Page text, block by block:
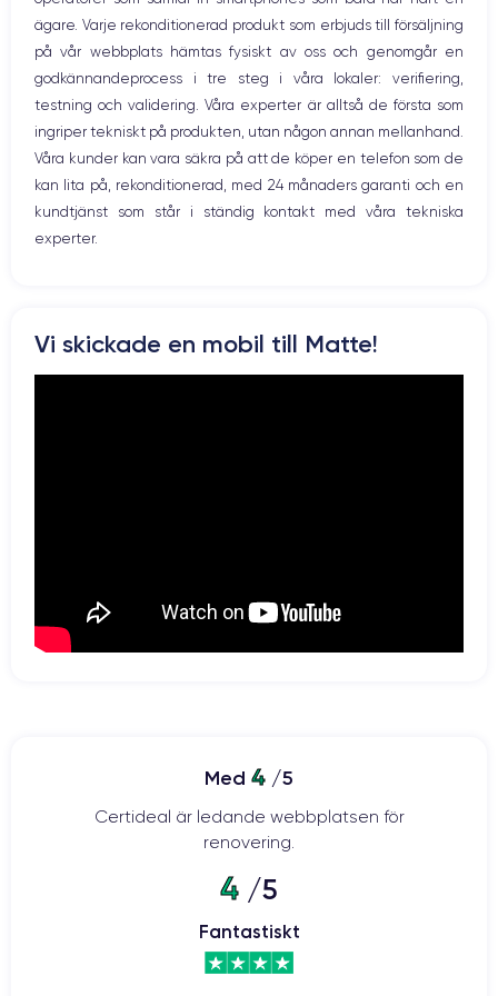
Skärm:
en utmärkt OLED-skärm
upplösning på 2532 x 1170 pixlar med en densitet på 460 pixlar per
tum. Den är HDR-kompatibel och har ett kontrastförhållande på 2 000
000:1. Med andra ord säkerställer den att du får skimrande färger och
djupa svarta färger.
det perfekta valet . Tack vare Dolby Atmos-stereohögtalarna är
ljudet perfekt spatialiserat och du kan njuta fullt ut av ditt innehåll
hemma eller på språng.
ska få tillbaka 50 % av sitt batteri.
med en bländare på f/1,6 och en ultravidvinkel med en bländare på
f/2,4. Med 2x digital zoom, 5x digital zoom och optisk stabilisering kan
du enkelt ta kvalitetsfoton när som helst och var som helst.
iPhone 12: 5G-hastighet i din hand
ansluta till 5G-nätverk. Detta möjliggör hastigheter på upp till 4 Gbps
WiFi
Nätverk
Vibration
Prise USB
ägare. Varje rekonditionerad produkt som erbjuds till försäljning
på vår webbplats hämtas fysiskt av oss och genomgår en
godkännandeprocess i tre steg i våra lokaler: verifiering,
testning och validering. Våra experter är alltså de första som
ingriper tekniskt på produkten, utan någon annan mellanhand.
Våra kunder kan vara säkra på att de köper en telefon som de
kan lita på, rekonditionerad, med 24 månaders garanti och en
kundtjänst som står i ständig kontakt med våra tekniska
experter.
Vi skickade en mobil till Matte!
Med 4 /5
Certideal är ledande webbplatsen för
renovering.
4 /5
Fantastiskt